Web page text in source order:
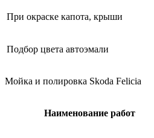
При окраске капота, крыши
Подбор цвета автоэмали
Мойка и полировка Skoda Felicia
Наименование работ